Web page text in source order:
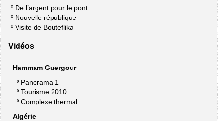
º De l’argent pour le pont
º Nouvelle république
º Visite de Bouteflika
Vidéos
Hammam Guergour
º Panorama 1
º Tourisme 2010
º Complexe thermal
Algérie